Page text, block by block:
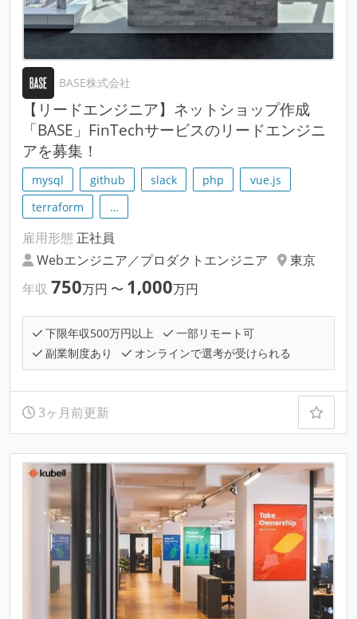
BASE株式会社
【リードエンジニア】ネットショップ作成
「BASE」FinTechサービスのリードエンジニ
アを募集！
mysql github slack php
vue.js
terraform
…
雇用形態 正社員
Webエンジニア／プロダクトエンジニア
東京
年収 750万円 〜 1,000万円
下限年収500万円以上
一部リモート可
副業制度あり
オンラインで選考が受けられる
3ヶ月前更新